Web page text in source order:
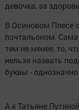
девочка, за
В Осиновом Плесе
почтальоном. Сама
тем не менее, то,
нельзя назвать
буквы - однозначно.
А к Татьяне